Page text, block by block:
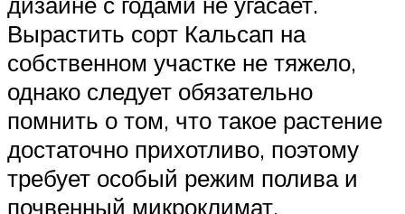
Вырастить сорт Кальсап на
собственном участке не тяжело,
однако следует обязательно
помнить о том, что такое растение
достаточно прихотливо, поэтому
требует особый режим полива и
почвенный микроклимат.